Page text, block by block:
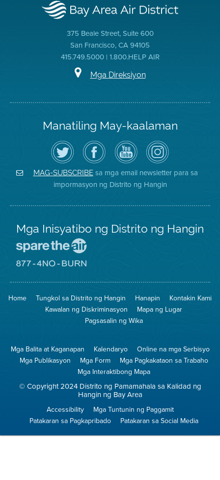
375 Beale Street, Suite 600
San Francisco, CA 94105
415.749.5000 | 1.800.HELP AIR
Mga Direksiyon
Manatiling May-kaalaman
I-
follow
ang
Air
District
sa
Twitter
Bisitahin
ang
Page
sa
Facebook
ng
Distrito
Channel
sa
YouTube
ng
Air
District
Air
District
on
Instagram
MAG-SUBSCRIBEsa mga email newsletter para sa
impormasyon ng Distrito ng Hangin
Mga Inisyatibo ng Distrito ng Hangin
Iligtas
Hangin
8774
na
Pagsunog
Home Tungkol sa Distrito ng Hangin Hanapin
Kontakin Kami
Kawalan ng Diskriminasyon
Mapa ng Lugar
Pagsasalin ng Wika
Mga Balita at Kaganapan Kalendaryo
Online na mga Serbisyo
Mga Publikasyon
Mga Form
Mga Pagkakataon sa Trabaho
Mga Interaktibong Mapa
© Copyright 2024 Distrito ng Pamamahala sa Kalidad ng
Hangin ng Bay Area
Accessibility
Mga Tuntunin ng Paggamit
Patakaran sa Pagkapribado
Patakaran sa Social Media